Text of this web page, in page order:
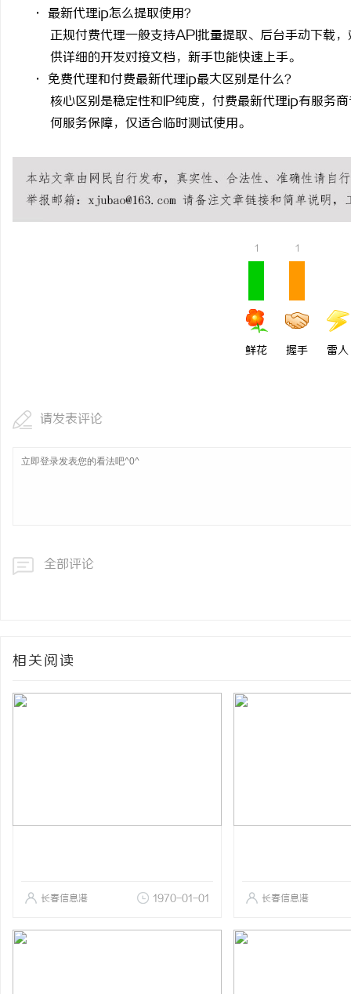
· 最新代理ip怎么提取使用？
正规付费代理一般支持API批量提取、后台手动下载
供详细的开发对接文档，新手也能快速上手。
· 免费代理和付费最新代理ip最大区别是什么？
核心区别是稳定性和 IP纯度，付费最新代理ip有服务
何服务保障，仅适合临时测试使用。
1
鲜花
1
握手 雷人
请发表评论
全部评论
相关阅读
长春信息港 1970-01-01 长春信息港